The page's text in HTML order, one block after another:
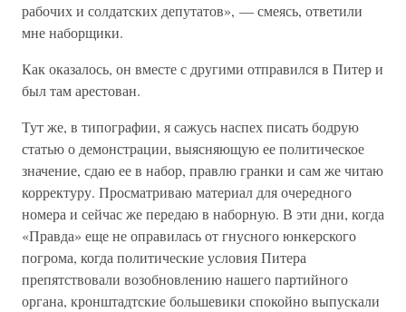
рабочих и солдатских депутатов», — смеясь, ответили
мне наборщики.
Как оказалось, он вместе с другими отправился в Питер и
был там арестован.
Тут же, в типографии, я сажусь наспех писать бодрую
статью о демонстрации, выясняющую ее политическое
значение, сдаю ее в набор, правлю гранки и сам же читаю
корректуру. Просматриваю материал для очередного
номера и сейчас же передаю в наборную. В эти дни, когда
«Правда» еще не оправилась от гнусного юнкерского
погрома, когда политические условия Питера
препятствовали возобновлению нашего партийного
органа, кронштадтские большевики спокойно выпускали